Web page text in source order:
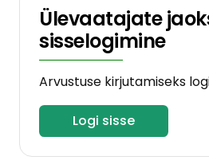
Ülevaatajate
sisselogimine
Arvustuse kirjutamiseks
Logi sisse